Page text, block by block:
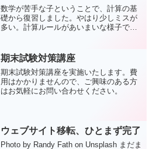
数学が苦手な子ということで、計算の基
礎から復習しました。やはり少しミスが
多い。計算ルールがあいまいな様子で
後は地道に修正と演習を繰り返すだけか
な。時間はかかりそうな印象...
期末試験対策講座
期末試験対策講座を実施いたします。費
用はかかりませんので、ご興味のある方
はお気軽にお問い合わせください。
ウェブサイト移転、ひとまず完了
Photo by Randy Fath on Unsplash まだま